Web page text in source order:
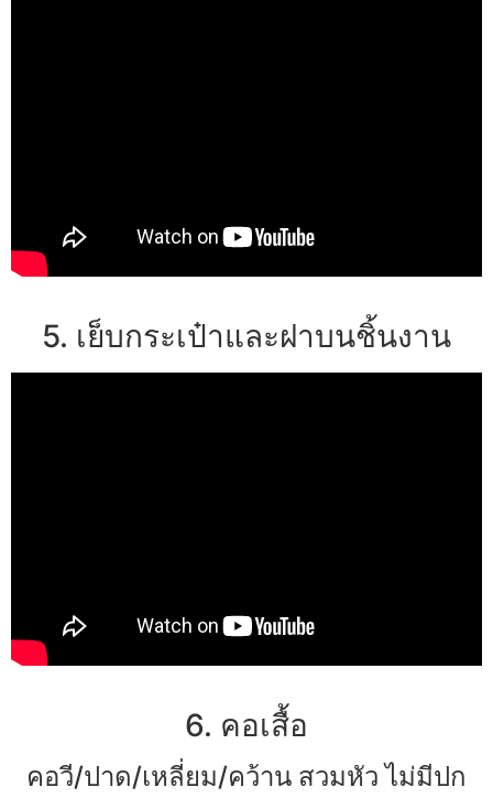
5. เย็บกระเป๋าและฝาบนชิ้นงาน
6. คอเสื้อ
คอวี/ปาด/เหลี่ยม/คว้าน สวมหัว ไม่มีปก